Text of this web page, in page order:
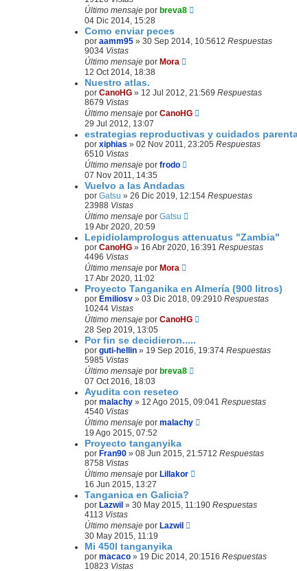
Último mensaje por breva8
04 Dic 2014, 15:28
Como enviar peces
por aamm95 » 30 Sep 2014, 10:5612 Respuestas
9034 Vistas
Último mensaje por Mora
12 Oct 2014, 18:38
Nuestro atlas.
por CanoHG » 12 Jul 2012, 21:569 Respuestas
8679 Vistas
Último mensaje por CanoHG
29 Jul 2012, 13:07
estrategias reproductivas y cuidados
por xiphias » 02 Nov 2011, 23:205 Respuestas
6510 Vistas
Último mensaje por frodo
07 Nov 2011, 14:35
Vuelvo a las Andadas
por Gatsu » 26 Dic 2019, 12:154 Respuestas
23988 Vistas
Último mensaje por Gatsu
19 Abr 2020, 20:59
Lepidiolamprologus attenuatus "Zambia"
por CanoHG » 16 Abr 2020, 16:391 Respuestas
4496 Vistas
Último mensaje por Mora
17 Abr 2020, 11:02
Proyecto Tanganika en Almería (900 litros)
por Emiliosv » 03 Dic 2018, 09:2910 Respuestas
10244 Vistas
Último mensaje por CanoHG
28 Sep 2019, 13:05
Por fin se decidieron.....
por guti-hellin » 19 Sep 2016, 19:374 Respuestas
5985 Vistas
Último mensaje por breva8
07 Oct 2016, 18:03
Ayudita con reseteo
por malachy » 12 Ago 2015, 09:041 Respuestas
4540 Vistas
Último mensaje por malachy
19 Ago 2015, 07:52
Proyecto tanganyika
por Fran90 » 08 Jun 2015, 21:5712 Respuestas
8758 Vistas
Último mensaje por Lillakor
16 Jun 2015, 13:27
Tanganica en Galicia?
por Lazwil » 30 May 2015, 11:190 Respuestas
4113 Vistas
Último mensaje por Lazwil
30 May 2015, 11:19
Mi 450l tanganyika
por macaco » 19 Dic 2014, 20:1516 Respuestas
10823 Vistas